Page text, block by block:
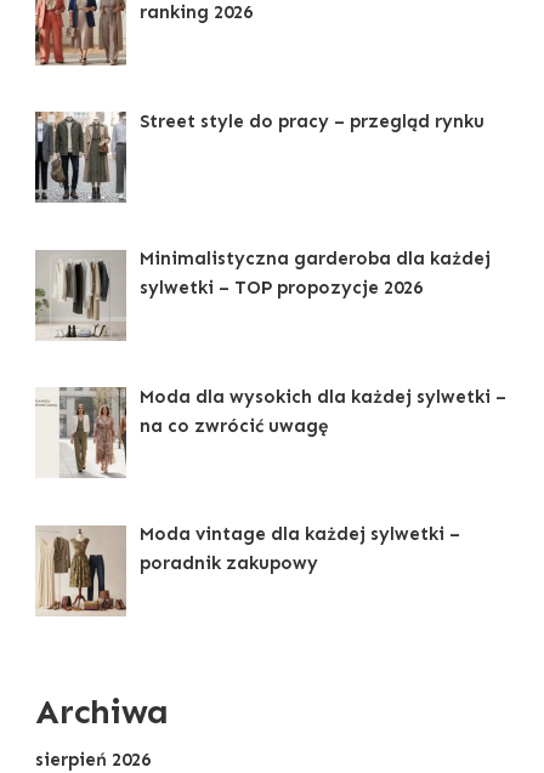
ranking 2026
Street style do pracy – przegląd rynku
Minimalistyczna garderoba dla każdej
sylwetki – TOP propozycje 2026
Moda dla wysokich dla każdej sylwetki –
na co zwrócić uwagę
Moda vintage dla każdej sylwetki –
poradnik zakupowy
Archiwa
sierpień 2026